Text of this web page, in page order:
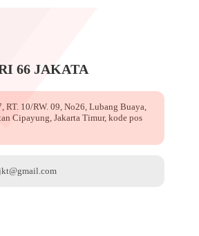
66 JAKATA
RT. 10/RW. 09, No26, Lubang Buaya,
Cipayung, Jakarta Timur, kode pos